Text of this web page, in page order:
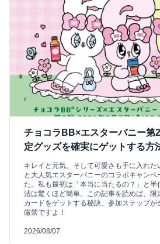
チョコラBB×エスターバニー第
定グッズを確実にゲットする方
キレイと元気、そして可愛さも手に入れ
と大人気エスターバニーのコラボキャンペ
た。私も最初は「本当に当たるの？」と
法は驚くほど簡単。この記事を読めば、限
カードをゲットする秘訣、参加ステップが
厳禁ですよ！
2026/08/07